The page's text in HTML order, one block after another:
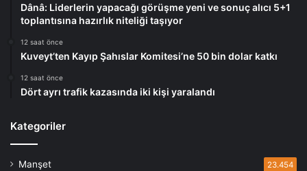
Dânâ: Liderlerin yapacağı görüşme yeni ve sonuç alıcı 5+1
toplantısına hazırlık niteliği taşıyor
12 saat önce
Kuveyt’ten Kayıp Şahıslar Komitesi’ne 50 bin dolar katkı
12 saat önce
Dört ayrı trafik kazasında iki kişi yaralandı
Kategoriler
Manşet 23.454